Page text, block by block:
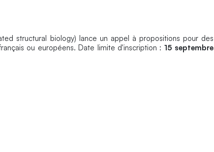
structural biology) lance un appel à propositions pour des
ou européens. Date limite d'inscription : 15 septembre